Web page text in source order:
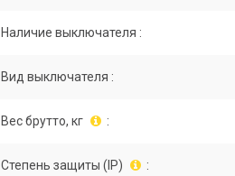
Наличие выключателя :
Вид выключателя :
Вес брутто, кг :
Степень защиты (IP) :